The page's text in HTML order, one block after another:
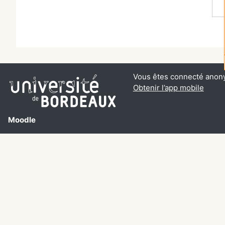
Moodle
Vous êtes connecté
Obtenir l’app mobile